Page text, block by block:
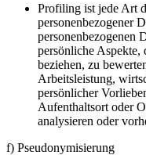
Profiling ist jede Art
personenbezogener
personenbezogenen
persönliche Aspekte,
beziehen, zu
Arbeitsleistung,
persönlicher
Aufenthaltsort oder
analysieren oder
f) Pseudonymisierung